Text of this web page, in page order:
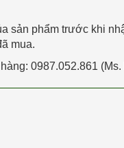
sản phẩm trước khi
mua.
0987.052.861 (Ms.